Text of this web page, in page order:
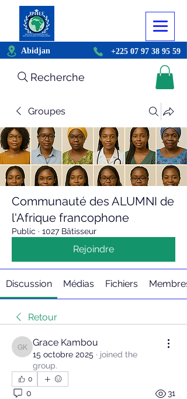
Abidjan +225 07 97 38 95 59
Recherche
Groupes
Communauté des ALUMNI de
l'Afrique francophone
Public · 1027 Bâtisseur
Rejoindre
Discussion Médias Fichiers Membres
Retour
Grace Kambou
Grace Kambou
15 octobre 2025 · joined the
group.
0
0 31